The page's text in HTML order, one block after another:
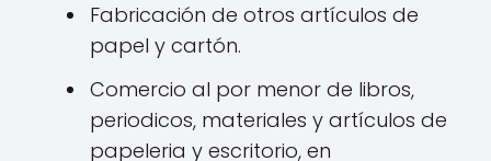
Fabricación de otros artículos de
papel y cartón.
Comercio al por menor de libros,
periodicos, materiales y artículos de
papeleria y escritorio, en